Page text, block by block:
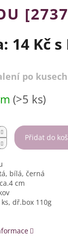
14 Kč s
po
(>5 ks)
Přidat do
bílá, černá
cm
dř.box 110g